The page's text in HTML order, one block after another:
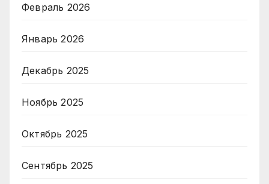
Февраль 2026
Январь 2026
Декабрь 2025
Ноябрь 2025
Октябрь 2025
Сентябрь 2025